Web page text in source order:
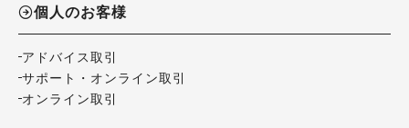
個人のお客様
アドバイス取引
サポート・オンライン取引
オンライン取引